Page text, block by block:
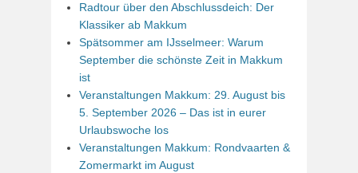
Radtour über den Abschlussdeich: Der
Klassiker ab Makkum
Spätsommer am IJsselmeer: Warum
September die schönste Zeit in Makkum
ist
Veranstaltungen Makkum: 29. August bis
5. September 2026 – Das ist in eurer
Urlaubswoche los
Veranstaltungen Makkum: Rondvaarten &
Zomermarkt im August